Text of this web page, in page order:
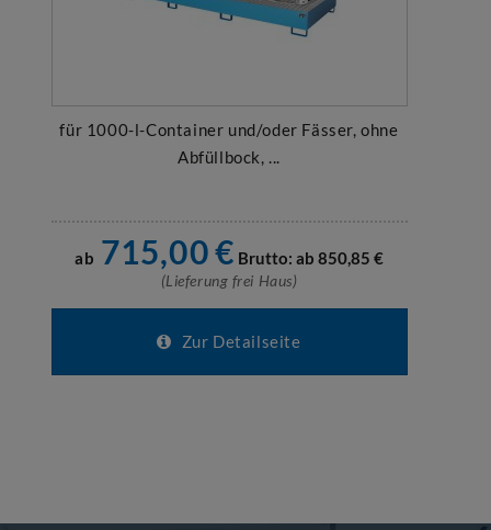
für 1000-l-Container und/oder Fässer, ohne
Abfüllbock, ...
ab 715,00€ Brutto: ab 850,85 €
(Lieferung frei Haus)
Zur Detailseite